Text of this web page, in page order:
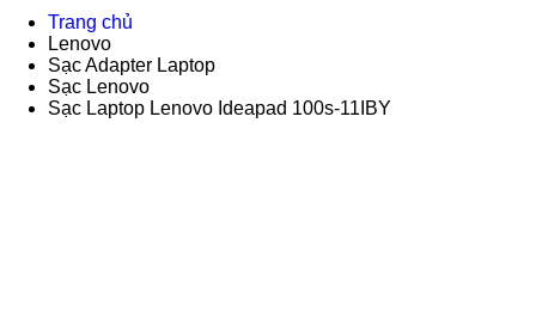
Trang chủ
Lenovo
Sạc Adapter Laptop
Sạc Lenovo
Sạc Laptop Lenovo Ideapad 100s-11IBY